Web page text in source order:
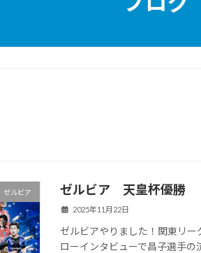
ゼルビア ゼルビア 天皇杯優勝
2025年11月22日
ゼルビアやりました！関東リ
ローインタビューで昌子選手